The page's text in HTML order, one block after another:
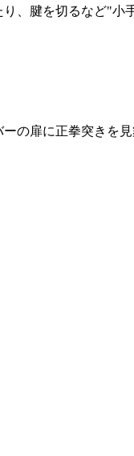
、腱を切るなど"
の扉に正拳突きを